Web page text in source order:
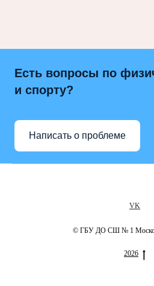
Есть вопросы по
и спорту?
Написать о проблеме
VK
© ГБУ ДО СШ № 1
2026